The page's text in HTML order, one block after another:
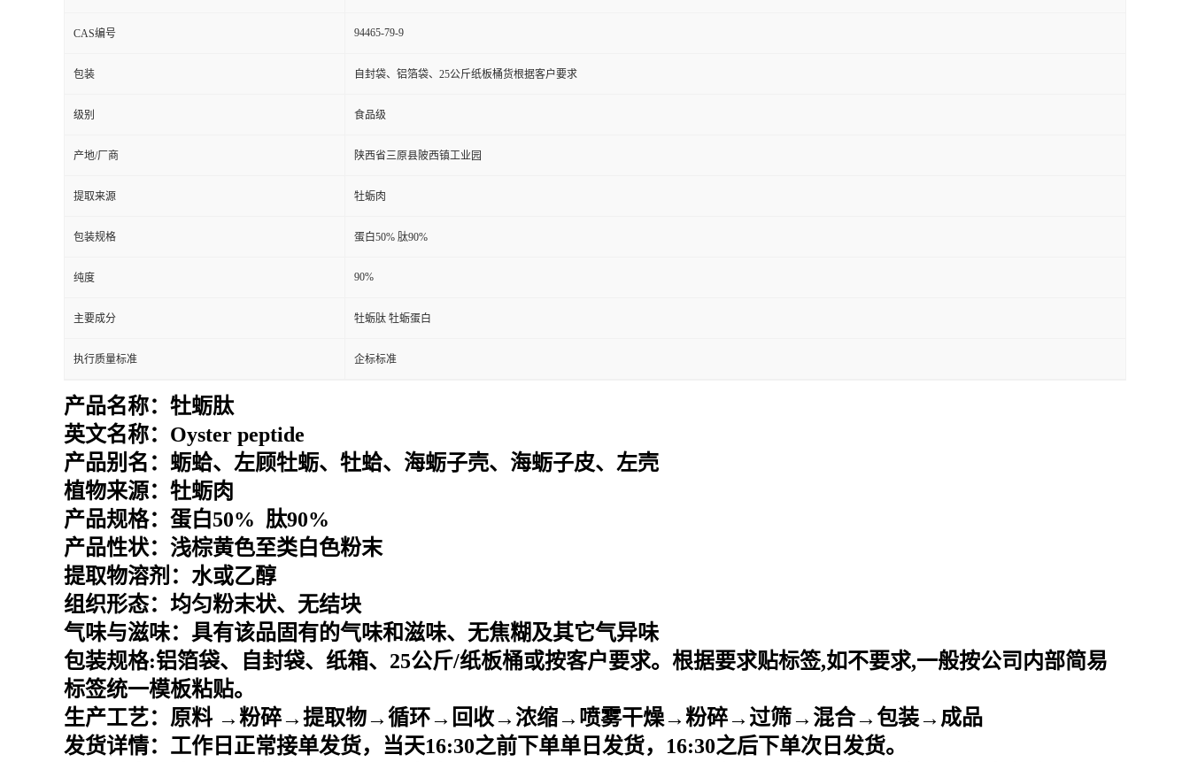
CAS编号 94465-79-9
包装 自封袋、铝箔袋、25公斤纸板桶货根据客户要求
级别 食品级
产地/厂商 陕西省三原县陂西镇工业园
提取来源 牡蛎肉
包装规格 蛋白50% 肽90%
纯度 90%
主要成分 牡蛎肽 牡蛎蛋白
执行质量标准 企标标准
产品名称：牡蛎肽
英文名称： Oyster peptide
产品别名： 蛎蛤、左顾牡蛎、牡蛤、海蛎子壳、海蛎子皮、左壳
植物来源：牡蛎肉
产品规格： 蛋白50% 肽90%
产品性状： 浅棕黄色至类白色粉末
提取物溶剂：水或乙醇
组织形态：均匀粉末状、无结块
气味与滋味：具有该品固有的气味和滋味、无焦糊及其它气异味
包装规格:铝箔袋、自封袋、纸箱、 25公斤/纸板桶或按客户要求。根据要求贴标签,如不要求,一般按公司内部简易
标签统一模板粘贴。
生产工艺：原料 →粉碎→提取物→循环→回收→浓缩→喷雾干燥→粉碎→过筛→混合→包装→成品
发货详情：工作日正常接单发货，当天16:30之前下单单日发货，16:30之后下单次日发货。